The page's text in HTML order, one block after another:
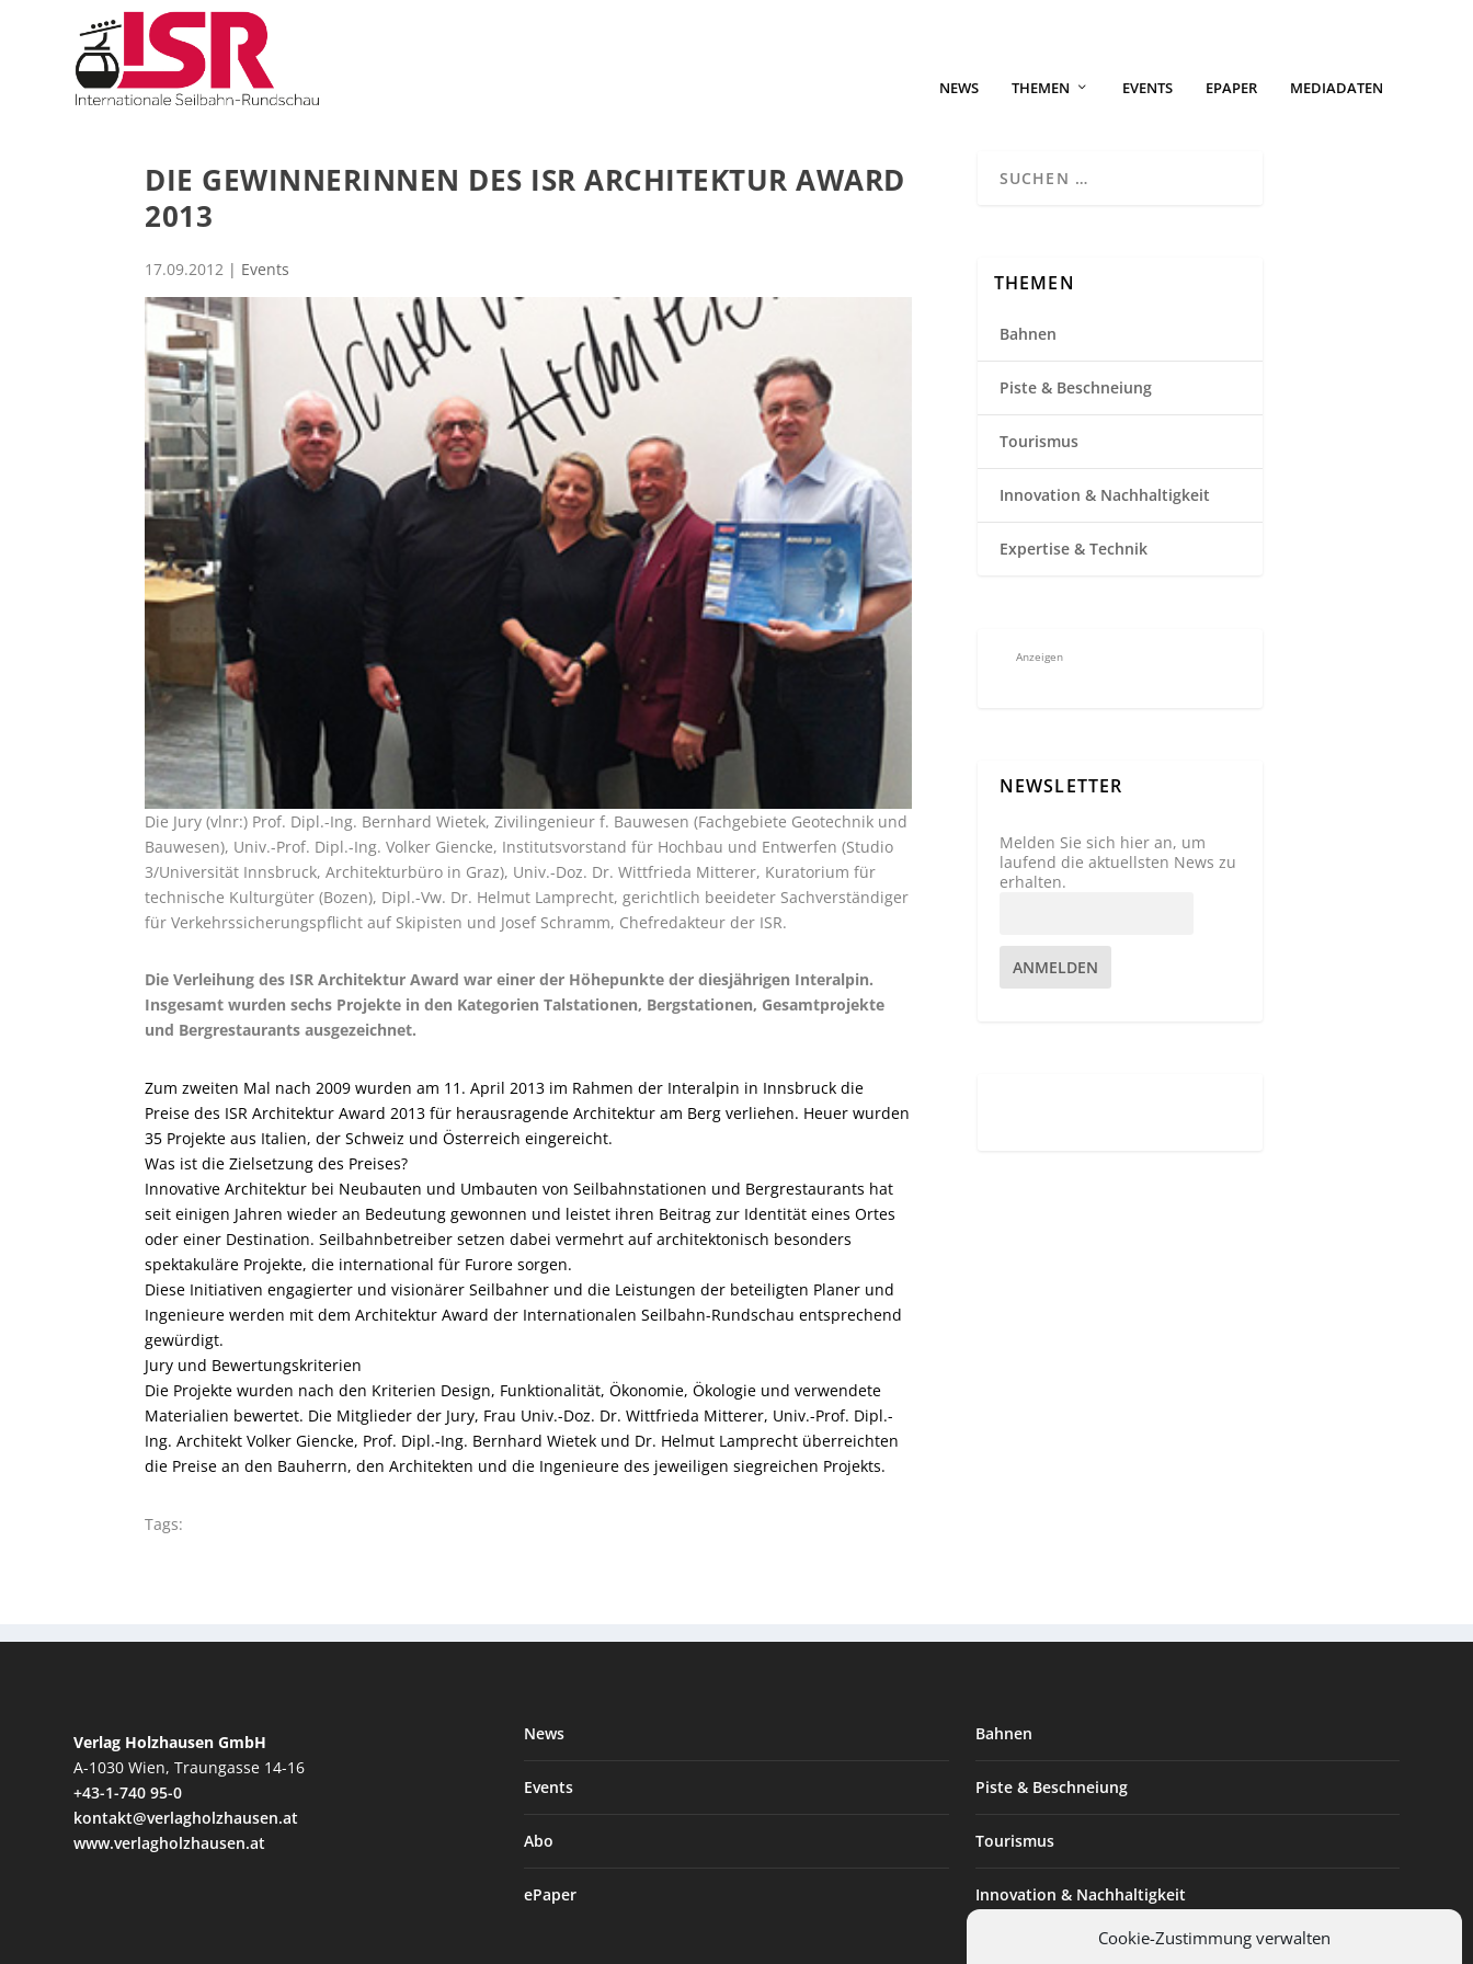
Cookie-Zustimmung verwalten
NEWS THEMEN EVENTS EPAPER MEDIADATEN
DIE GEWINNERINNEN DES ISR ARCHITEKTUR AWARD
2013
17.09.2012 | Events
Die Jury (vlnr:) Prof. Dipl.-Ing. Bernhard Wietek, Zivilingenieur f. Bauwesen (Fachgebiete Geotechnik und
Bauwesen), Univ.-Prof. Dipl.-Ing. Volker Giencke, Institutsvorstand für Hochbau und Entwerfen (Studio
3/Universität Innsbruck, Architekturbüro in Graz), Univ.-Doz. Dr. Wittfrieda Mitterer, Kuratorium für
technische Kulturgüter (Bozen), Dipl.-Vw. Dr. Helmut Lamprecht, gerichtlich beeideter Sachverständiger
für Verkehrssicherungspflicht auf Skipisten und Josef Schramm, Chefredakteur der ISR.
Die Verleihung des ISR Architektur Award war einer der Höhepunkte der diesjährigen Interalpin.
Insgesamt wurden sechs Projekte in den Kategorien Talstationen, Bergstationen, Gesamtprojekte
und Bergrestaurants ausgezeichnet.
Zum zweiten Mal nach 2009 wurden am 11. April 2013 im Rahmen der Interalpin in Innsbruck die
Preise des ISR Architektur Award 2013 für herausragende Architektur am Berg verliehen. Heuer wurden
35 Projekte aus Italien, der Schweiz und Österreich eingereicht.
Was ist die Zielsetzung des Preises?
Innovative Architektur bei Neubauten und Umbauten von Seilbahnstationen und Bergrestaurants hat
seit einigen Jahren wieder an Bedeutung gewonnen und leistet ihren Beitrag zur Identität eines Ortes
oder einer Destination. Seilbahnbetreiber setzen dabei vermehrt auf architektonisch besonders
spektakuläre Projekte, die international für Furore sorgen.
Diese Initiativen engagierter und visionärer Seilbahner und die Leistungen der beteiligten Planer und
Ingenieure werden mit dem Architektur Award der Internationalen Seilbahn-Rundschau entsprechend
gewürdigt.
Jury und Bewertungskriterien
Die Projekte wurden nach den Kriterien Design, Funktionalität, Ökonomie, Ökologie und verwendete
Materialien bewertet. Die Mitglieder der Jury, Frau Univ.-Doz. Dr. Wittfrieda Mitterer, Univ.-Prof. Dipl.-
Ing. Architekt Volker Giencke, Prof. Dipl.-Ing. Bernhard Wietek und Dr. Helmut Lamprecht überreichten
die Preise an den Bauherrn, den Architekten und die Ingenieure des jeweiligen siegreichen Projekts.
Tags:
THEMEN
Bahnen
Piste & Beschneiung
Tourismus
Innovation & Nachhaltigkeit
Expertise & Technik
Anzeigen
NEWSLETTER
Melden Sie sich hier an, um
laufend die aktuellsten News zu
erhalten.
ANMELDEN
Verlag Holzhausen GmbH
A-1030 Wien, Traungasse 14-16
+43-1-740 95-0
kontakt@verlagholzhausen.at
www.verlagholzhausen.at
News
Events
Abo
ePaper
Bahnen
Piste & Beschneiung
Tourismus
Innovation & Nachhaltigkeit
Expertise & Technik